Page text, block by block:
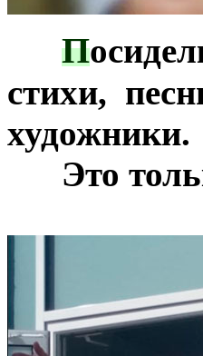
П
стихи,
художники.
Это